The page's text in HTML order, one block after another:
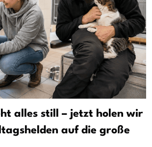
alles still – jetzt holen wir
auf die große